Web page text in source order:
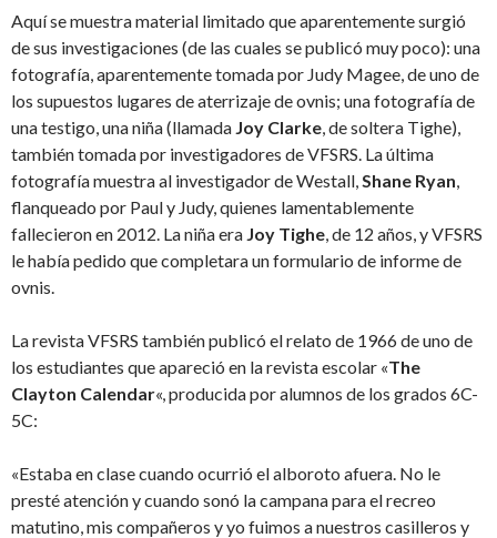
Aquí se muestra material limitado que aparentemente surgió
de sus investigaciones (de las cuales se publicó muy poco): una
fotografía, aparentemente tomada por Judy Magee, de uno de
los supuestos lugares de aterrizaje de ovnis; una fotografía de
una testigo, una niña (llamada Joy Clarke, de soltera Tighe),
también tomada por investigadores de VFSRS. La última
fotografía muestra al investigador de Westall,Shane Ryan,
flanqueado por Paul y Judy, quienes lamentablemente
fallecieron en 2012. La niña era Joy Tighe, de 12 años, y VFSRS
le había pedido que completara un formulario de informe de
ovnis.
La revista VFSRS también publicó el relato de 1966 de uno de
los estudiantes que apareció en la revista escolar «The
Clayton Calendar«, producida por alumnos de los grados 6C-
5C:
«Estaba en clase cuando ocurrió el alboroto afuera. No le
presté atención y cuando sonó la campana para el recreo
matutino, mis compañeros y yo fuimos a nuestros casilleros y